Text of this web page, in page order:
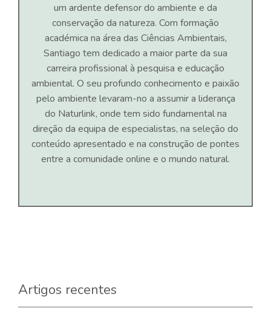
um ardente defensor do ambiente e da
conservação da natureza. Com formação
académica na área das Ciências Ambientais,
Santiago tem dedicado a maior parte da sua
carreira profissional à pesquisa e educação
ambiental. O seu profundo conhecimento e paixão
pelo ambiente levaram-no a assumir a liderança
do Naturlink, onde tem sido fundamental na
direção da equipa de especialistas, na seleção do
conteúdo apresentado e na construção de pontes
entre a comunidade online e o mundo natural.
Artigos recentes